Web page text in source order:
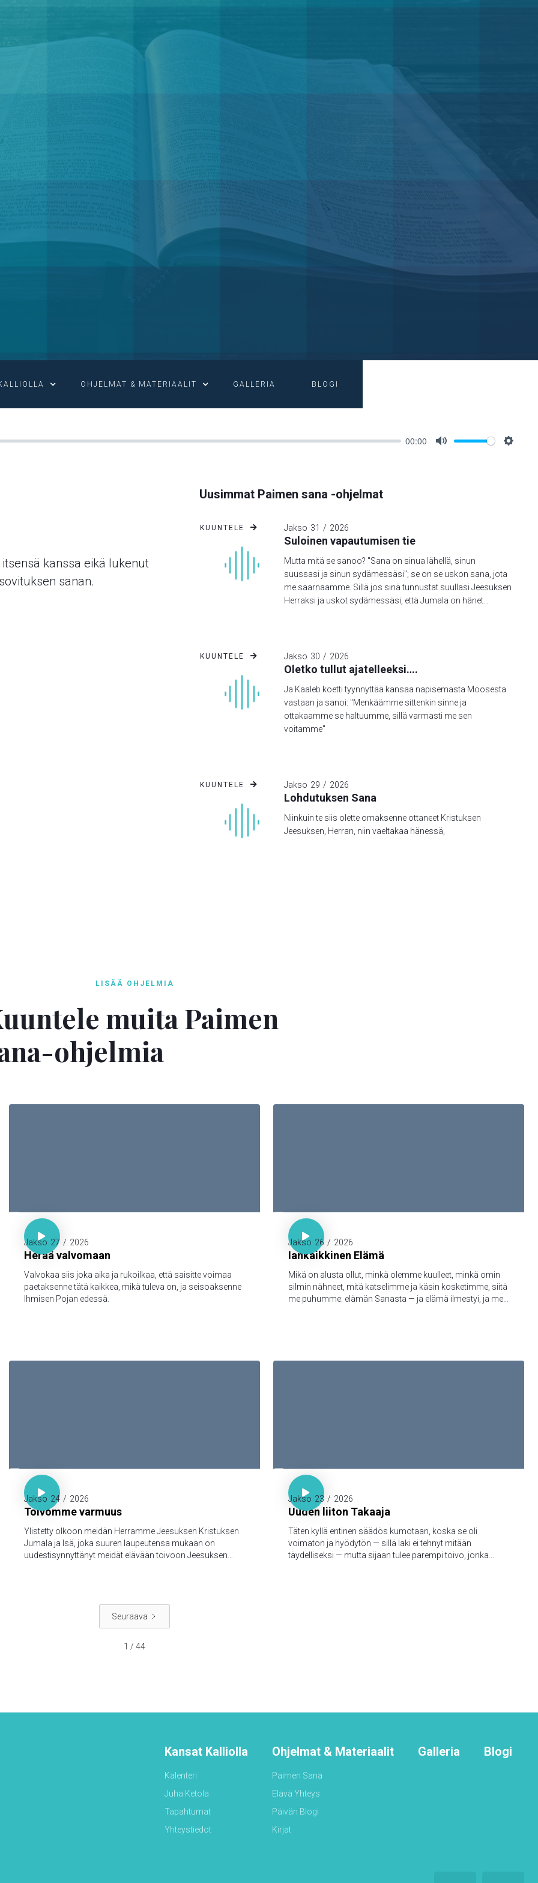
OHJELMAT & MATERIAALIT GALLERIA BLOGI
00:00
kanssa eikä lukenut
sanan.
Uusimmat Paimen sana -ohjelmat
Jakso 31 / 2026
Suloinen vapautumisen tie
Mutta mitä se sanoo? "Sana on sinua lähellä, sinun
suussasi ja sinun sydämessäsi"; se on se uskon sana, jota
me saarnaamme. Sillä jos sinä tunnustat suullasi Jeesuksen
Herraksi ja uskot sydämessäsi, että Jumala on hänet
joudu häpeään". Tässä ei ole erotusta juutalaisen eikä
kreikkalaisen välillä; sillä yksi ja sama on kaikkien Herra,
"jokainen, joka huutaa avuksi Herran nimeä, pelastuu". Mutta
kuinka he huutavat avuksensa sitä, johon eivät usko? Ja
kuinka he voivat uskoa siihen, josta eivät ole kuulleet? Ja
kuinka he voivat kuulla, ellei ole julistajaa?
KUUNTELE 
Jakso 30 / 2026
Oletko tullut ajatelleeksi….
Ja Kaaleb koetti tyynnyttää kansaa napisemasta Moosesta
vastaan ja sanoi: "Menkäämme sittenkin sinne ja
ottakaamme se haltuumme, sillä varmasti me sen
voitamme"
KUUNTELE 
Jakso 29 / 2026
Lohdutuksen Sana
Niinkuin te siis olette omaksenne ottaneet Kristuksen
Jeesuksen, Herran, niin vaeltakaa hänessä,
KUUNTELE 
LISÄÄ OHJELMIA
muita Paimen
ohjelmia
Luuk. 21:36

Jakso 27 / 2026
Herää valvomaan
Valvokaa siis joka aika ja rukoilkaa, että saisitte voimaa
paetaksenne tätä kaikkea, mikä tuleva on, ja seisoaksenne
Ihmisen Pojan edessä.
1. Joh. 1:1-3

Jakso 26 / 2026
Iankaikkinen Elämä
Mikä on alusta ollut, minkä olemme kuulleet, minkä omin
silmin nähneet, mitä katselimme ja käsin kosketimme, siitä
me puhumme: elämän Sanasta — ja elämä ilmestyi, ja me
kanssamme; ja meillä on yhteys Isän ja hänen Poikansa,
1. Piet. 1:3-5

Jakso 24 / 2026
Toivomme varmuus
Ylistetty olkoon meidän Herramme Jeesuksen Kristuksen
Jumala ja Isä, joka suuren laupeutensa mukaan on
uudestisynnyttänyt meidät elävään toivoon Jeesuksen
teitä varten, 5jotka Jumalan voimasta uskon kautta
varjellutte pelastukseen, joka on valmis ilmoitettavaksi
Hepr. 7:18-19

Jakso 23 / 2026
Uuden liiton Takaaja
Täten kyllä entinen säädös kumotaan, koska se oli
voimaton ja hyödytön — sillä laki ei tehnyt mitään
täydelliseksi — mutta sijaan tulee parempi toivo, jonka
Seuraava
1 / 44
Kansat Kalliolla
Kalenteri
Juha Ketola
Tapahtumat
Yhteystiedot
Ohjelmat & Materiaalit
Paimen Sana
Elävä Yhteys
Päivän Blogi
Kirjat
Galleria Blogi